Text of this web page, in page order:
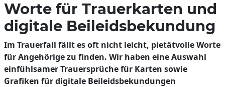
Worte für Trauerkarten und
digitale Beileidsbekundung
Im Trauerfall fällt es oft nicht leicht, pietätvolle Worte
für Angehörige zu finden. Wir haben eine Auswahl
einfühlsamer Trauersprüche für Karten sowie
Grafiken für digitale Beileidsbekundungen